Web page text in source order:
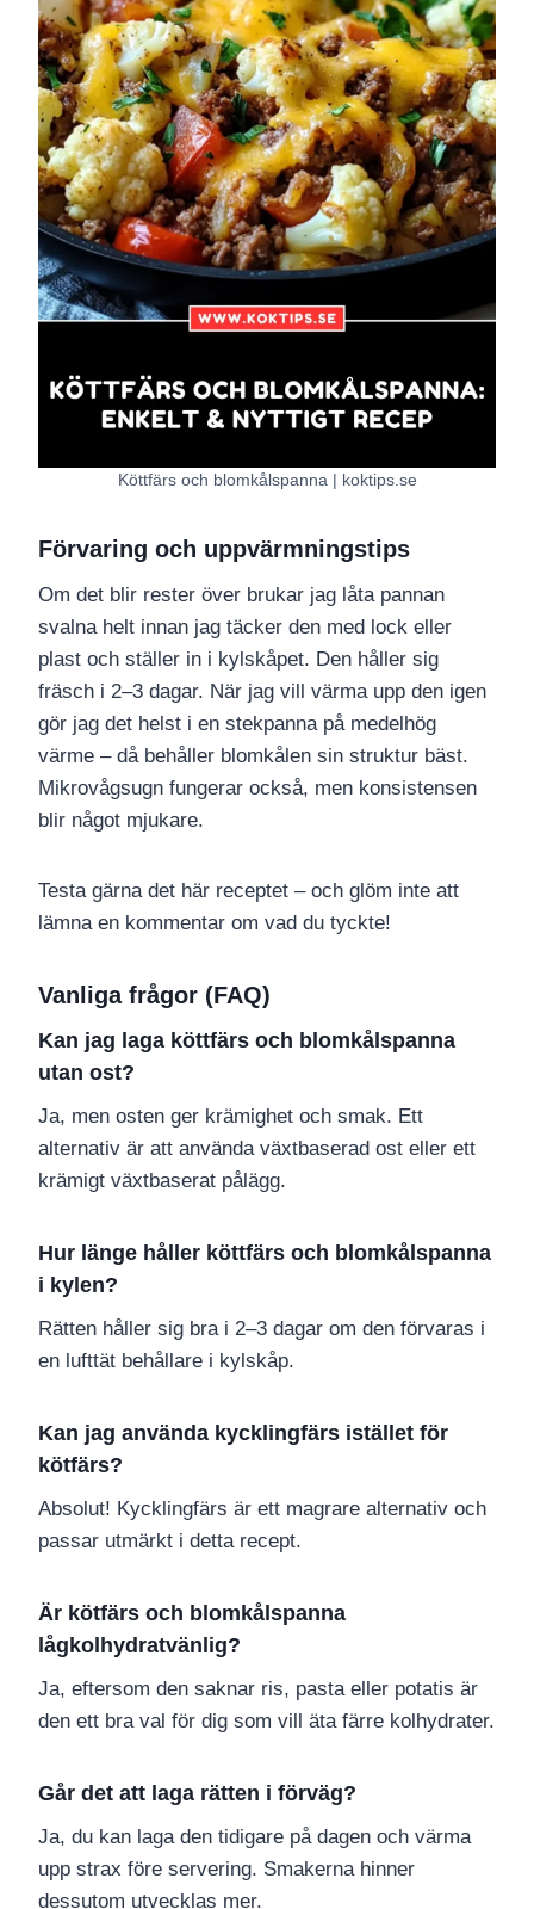
Köttfärs och blomkålspanna | koktips.se
Förvaring och uppvärmningstips
Om det blir rester över brukar jag låta pannan
svalna helt innan jag täcker den med lock eller
plast och ställer in i kylskåpet. Den håller sig
fräsch i 2–3 dagar. När jag vill värma upp den igen
gör jag det helst i en stekpanna på medelhög
värme – då behåller blomkålen sin struktur bäst.
Mikrovågsugn fungerar också, men konsistensen
blir något mjukare.
Testa gärna det här receptet – och glöm inte att
lämna en kommentar om vad du tyckte!
Vanliga frågor (FAQ)
Kan jag laga köttfärs och blomkålspanna
utan ost?
Ja, men osten ger krämighet och smak. Ett
alternativ är att använda växtbaserad ost eller ett
krämigt växtbaserat pålägg.
Hur länge håller köttfärs och blomkålspanna
i kylen?
Rätten håller sig bra i 2–3 dagar om den förvaras i
en lufttät behållare i kylskåp.
Kan jag använda kycklingfärs istället för
kötfärs?
Absolut! Kycklingfärs är ett magrare alternativ och
passar utmärkt i detta recept.
Är kötfärs och blomkålspanna
lågkolhydratvänlig?
Ja, eftersom den saknar ris, pasta eller potatis är
den ett bra val för dig som vill äta färre kolhydrater.
Går det att laga rätten i förväg?
Ja, du kan laga den tidigare på dagen och värma
upp strax före servering. Smakerna hinner
dessutom utvecklas mer.